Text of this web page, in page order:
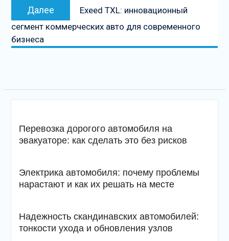
Далее
Следующая
запись
Exeed TXL: инновационный
сегмент коммерческих авто для современного
бизнеса
Перевозка дорогого автомобиля на
эвакуаторе: как сделать это без рисков
Электрика автомобиля: почему проблемы
нарастают и как их решать на месте
Надежность скандинавских автомобилей:
тонкости ухода и обновления узлов